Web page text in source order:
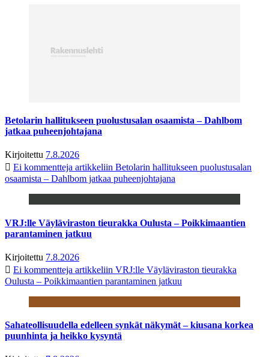
Betolarin hallitukseen puolustusalan osaamista – Dahlbom
jatkaa puheenjohtajana
Kirjoitettu 7.8.2026
Ei kommentteja artikkeliin Betolarin hallitukseen puolustusalan
osaamista – Dahlbom jatkaa puheenjohtajana
VRJ:lle Väyläviraston tieurakka Oulusta – Poikkimaantien
parantaminen jatkuu
Kirjoitettu 7.8.2026
Ei kommentteja artikkeliin VRJ:lle Väyläviraston tieurakka
Oulusta – Poikkimaantien parantaminen jatkuu
Sahateollisuudella edelleen synkät näkymät – kiusana korkea
puunhinta ja heikko kysyntä